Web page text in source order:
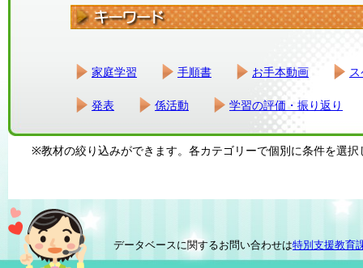
家庭学習 手順書 お手本動画
発表 係活動 学習の評価・振り返り
※教材の絞り込みができます。各カテゴリーで個別に条件を選択
データベースに関するお問い合わせは特別支援教育